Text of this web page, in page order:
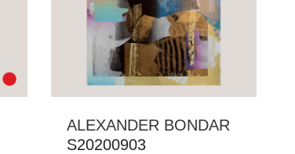
ALEXANDER BONDAR
S20200903